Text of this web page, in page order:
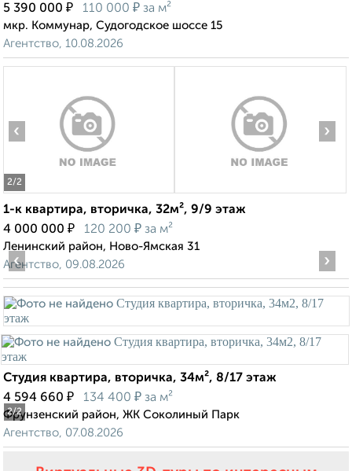
5 390 000 ₽ 110 000 ₽ за м²
мкр. Коммунар, Судогодское шоссе 15
Агентство, 10.08.2026
2/2
‹ ›
1-к квартира, вторичка, 32м², 9/9 этаж
4 000 000 ₽ 120 200 ₽ за м²
Ленинский район, Ново-Ямская 31
Агентство, 09.08.2026
2/2
‹ ›
Студия квартира, вторичка, 34м², 8/17 этаж
4 594 660 ₽ 134 400 ₽ за м²
Фрунзенский район, ЖК Соколиный Парк
Агентство, 07.08.2026